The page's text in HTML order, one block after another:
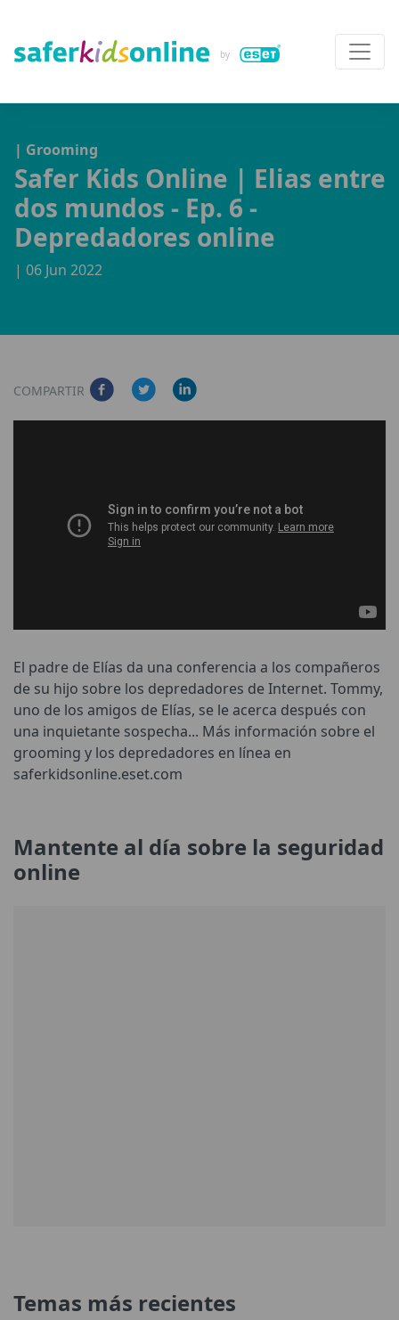
| Grooming
Safer Kids Online | Elias entre
dos mundos - Ep. 6 -
Depredadores online
| 06 Jun 2022
COMPARTIR
El padre de Elías da una conferencia a los compañeros
de su hijo sobre los depredadores de Internet. Tommy,
uno de los amigos de Elías, se le acerca después con
una inquietante sospecha... Más información sobre el
grooming y los depredadores en línea en
saferkidsonline.eset.com
Mantente al día sobre la seguridad
online
Temas más recientes